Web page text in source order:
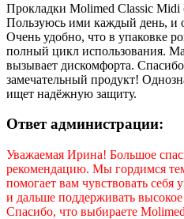
Прокладки Molimed Classic Midi
Пользуюсь ими каждый день, и
Очень удобно, что в упаковке
полный цикл использования.
вызывает дискомфорта.
замечательный продукт!
ищет надёжную защиту.
Ответ администрации:
Уважаемая Ирина! Большое
рекомендацию. Мы гордимся
помогает вам чувствовать
и дальше поддерживать
Спасибо, что выбираете